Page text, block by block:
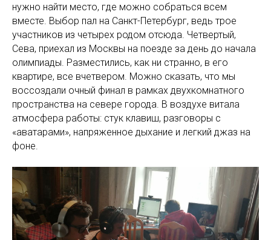
нужно найти место, где можно собраться всем
вместе. Выбор пал на Санкт-Петербург, ведь трое
участников из четырех родом отсюда. Четвертый,
Сева, приехал из Москвы на поезде за день до начала
олимпиады. Разместились, как ни странно, в его
квартире, все вчетвером. Можно сказать, что мы
воссоздали очный финал в рамках двухкомнатного
пространства на севере города. В воздухе витала
атмосфера работы: стук клавиш, разговоры с
«аватарами», напряженное дыхание и легкий джаз на
фоне.